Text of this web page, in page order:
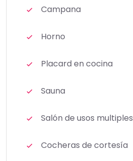
Campana
Horno
Placard en cocina
Sauna
Salón de usos multiples
Cocheras de cortesía